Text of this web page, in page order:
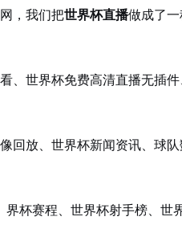
网，我们把世界杯直播做成了
看、世界杯免费高清直播无插
像回放、世界杯新闻资讯、球
界杯赛程、世界杯射手榜、世